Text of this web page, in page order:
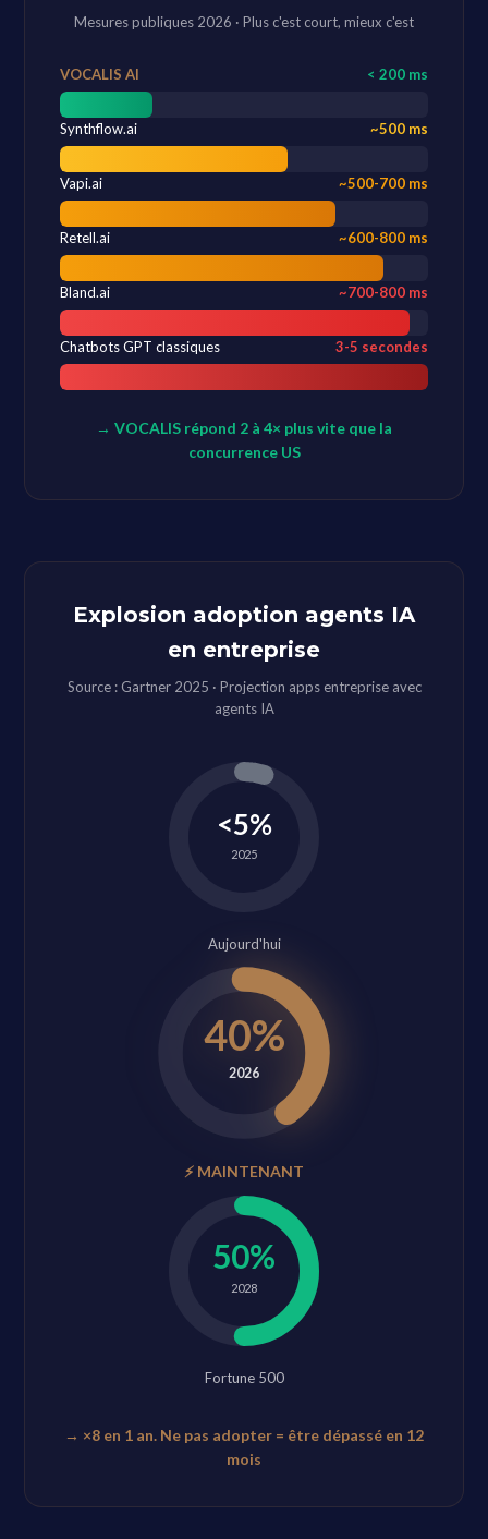
Mesures publiques 2026 · Plus c'est court, mieux c'est
VOCALIS AI < 200 ms
Synthflow.ai ~500 ms
Vapi.ai ~500-700 ms
Retell.ai ~600-800 ms
Bland.ai ~700-800 ms
Chatbots GPT classiques 3-5 secondes
→ VOCALIS répond 2 à 4× plus vite que la
concurrence US
Explosion adoption agents IA
en entreprise
Source : Gartner 2025 · Projection apps entreprise avec
agents IA
<5%
2025
Aujourd'hui
40%
2026
⚡ MAINTENANT
50%
2028
Fortune 500
→ ×8 en 1 an. Ne pas adopter = être dépassé en 12
mois